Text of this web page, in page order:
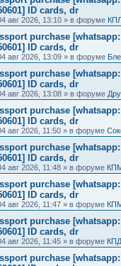
ID cards, dr
авг 2026, 13:10 » в форуме
purchase
ID cards, dr
авг 2026, 13:09 » в форуме
purchase
ID cards, dr
авг 2026, 13:08 » в форуме
purchase
ID cards, dr
авг 2026, 11:50 » в форуме
purchase
ID cards, dr
авг 2026, 11:48 » в форуме
purchase
ID cards, dr
авг 2026, 11:47 » в форуме
purchase
ID cards, dr
авг 2026, 11:45 » в форуме
purchase